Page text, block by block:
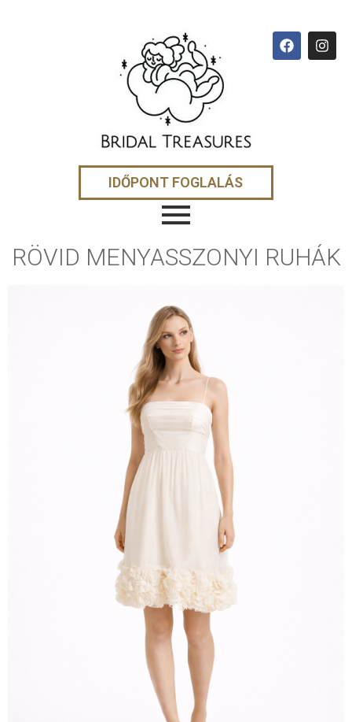
IDŐPONT FOGLALÁS
RÖVID MENYASSZONYI RUHÁK